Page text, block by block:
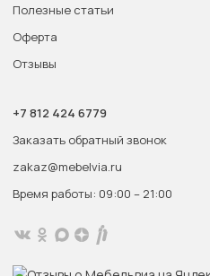
Полезные статьи
Оферта
Отзывы
+7 812 424 6779
Заказать обратный звонок
zakaz@mebelvia.ru
Время работы: 09:00 – 21:00